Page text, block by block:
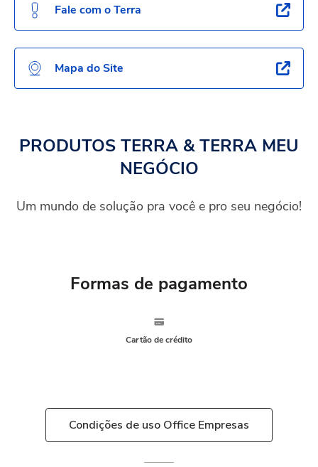
Fale com o Terra
Mapa do Site
PRODUTOS TERRA & TERRA MEU
NEGÓCIO
Um mundo de solução pra você e pro seu negócio!
Formas de pagamento
Cartão de crédito
Condições de uso Office Empresas